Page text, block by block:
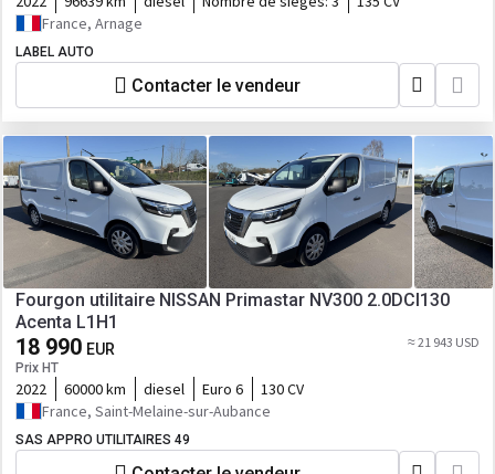
France, Arnage
LABEL AUTO
Contacter le vendeur
Fourgon utilitaire NISSAN Primastar NV300 2.0DCI130
Acenta L1H1
18 990 EUR
Prix HT
≈ 21 943 USD
2022 60000 km diesel Euro 6
130 CV
France, Saint-Melaine-sur-Aubance
SAS APPRO UTILITAIRES 49